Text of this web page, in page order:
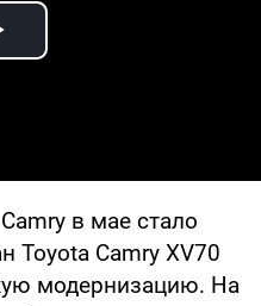
Video
в мае стало
Toyota Camry XV70
модернизацию. На